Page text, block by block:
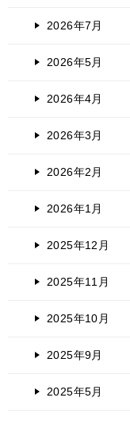
2026年7月
2026年5月
2026年4月
2026年3月
2026年2月
2026年1月
2025年12月
2025年11月
2025年10月
2025年9月
2025年5月